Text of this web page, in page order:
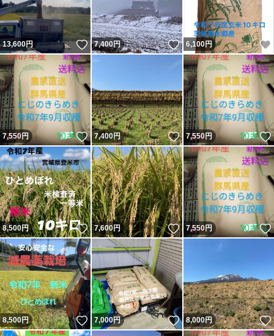
13,600円 いいね！
7,400円 いいね！
6,100円
7,550円 いいね！
7,400円 いいね！
7,550円
8,500円 いいね！
7,600円 いいね！
7,550円
8,500円 いいね！
7,000円 いいね！
8,000円